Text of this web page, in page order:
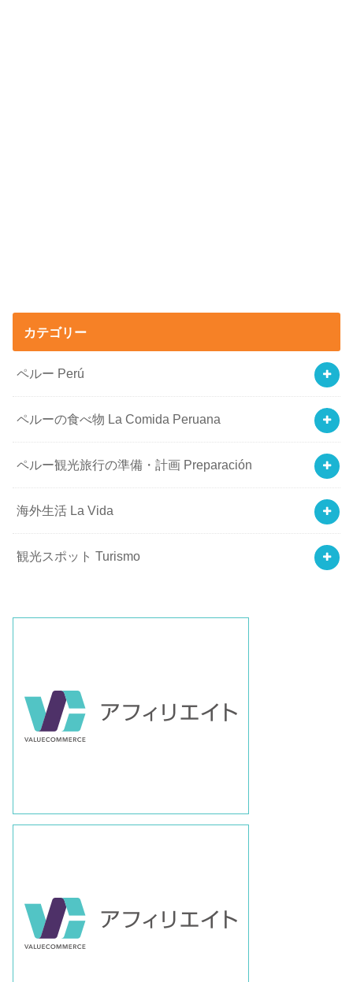
カテゴリー
ペルー Perú
ペルーの食べ物 La Comida Peruana
ペルー観光旅行の準備・計画 Preparación
海外生活 La Vida
観光スポット Turismo